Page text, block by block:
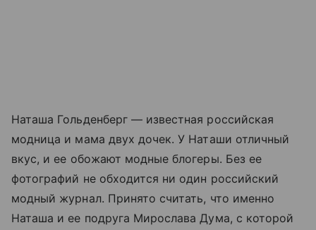
Наташа Гольденберг — известная российская
модница и мама двух дочек. У Наташи отличный
вкус, и ее обожают модные блогеры. Без ее
фотографий не обходится ни один российский
модный журнал. Принято считать, что именно
Наташа и ее подруга Мирослава Дума, с которой